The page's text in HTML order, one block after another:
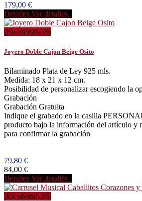
179,00 €
Detalles Ver detalles
¡En oferta!-5%
Joyero Doble Cajon Beige Osito
Bilaminado Plata de Ley 925 mls.
Medida: 18 x 21 x 12 cm.
Posibilidad de personalizar escogiendo la
Grabación
Grabación Gratuita
Indique el grabado en la casilla
producto bajo la información del artículo
para confirmar la grabación
79,80 €
84,00 €
Detalles Ver detalles
¡En oferta!-3%